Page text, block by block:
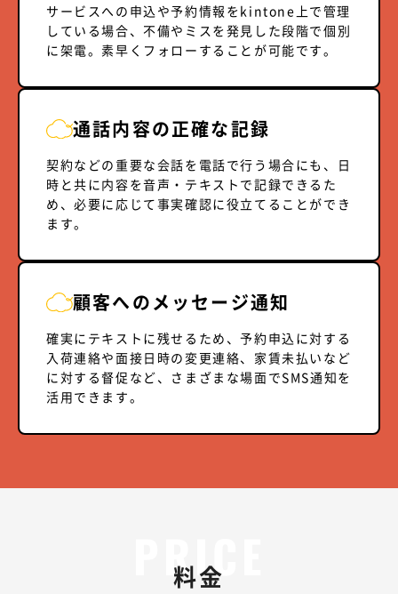
サービスへの申込や予約情報をkintone上で管理
している場合、不備やミスを発見した段階で個別
に架電。素早くフォローすることが可能です。
通話内容の正確な記録
契約などの重要な会話を電話で行う場合にも、日
時と共に内容を音声・テキストで記録できるた
め、必要に応じて事実確認に役立てることができ
ます。
顧客へのメッセージ通知
確実にテキストに残せるため、予約申込に対する
入荷連絡や面接日時の変更連絡、家賃未払いなど
に対する督促など、さまざまな場面でSMS通知を
活用できます。
料金